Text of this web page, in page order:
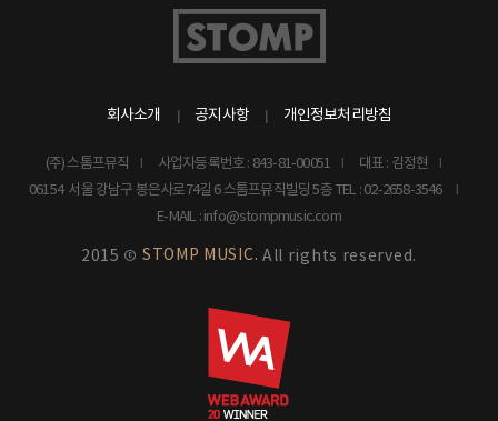
회사소개 공지사항 개인정보처리방침
(주) 스톰프뮤직 사업자등록번호 : 843-81-00051
대표 : 김정현
06154 서울 강남구 봉은사로74길 6 스톰프뮤직빌딩 5층 TEL : 02-2658-3546
E-MAIL : info@stompmusic.com
2015 © STOMP MUSIC. All rights reserved.